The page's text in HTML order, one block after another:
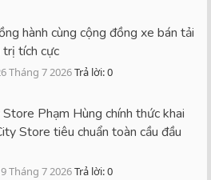
hành cùng cộng đồng xe bán tải
tích cực
Tháng 7 2026Trả lời: 0
Phạm Hùng chính thức khai
Store tiêu chuẩn toàn cầu đầu
Tháng 7 2026Trả lời: 0